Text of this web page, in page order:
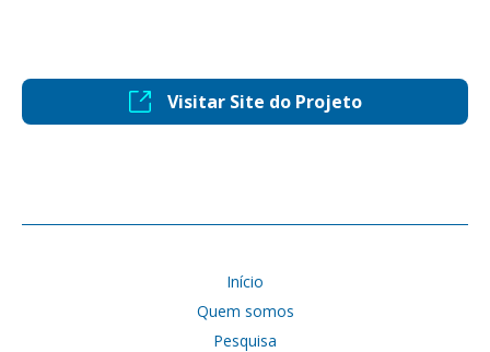
Visitar Site do Projeto
Início
Quem somos
Pesquisa